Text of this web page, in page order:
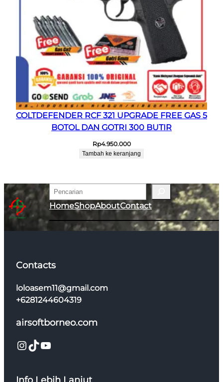
COLTDEFENDER RCF 321 UPGRADE FREE GAS 5
BOTOL DAN GOTRI 300 BUTIR
Rp4.950.000
Tambah ke keranjang
Pencarian
HomeShopAboutContact
Contacts
loloasem11@gmail.com
+6281244604319
airsoftborneo.com
InstagramTikTok YouTube